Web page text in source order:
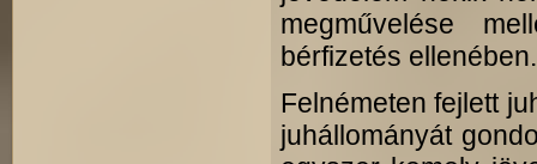
megművelése
bérfizetés ellenében.
Felnémeten fejlett
juhállományát